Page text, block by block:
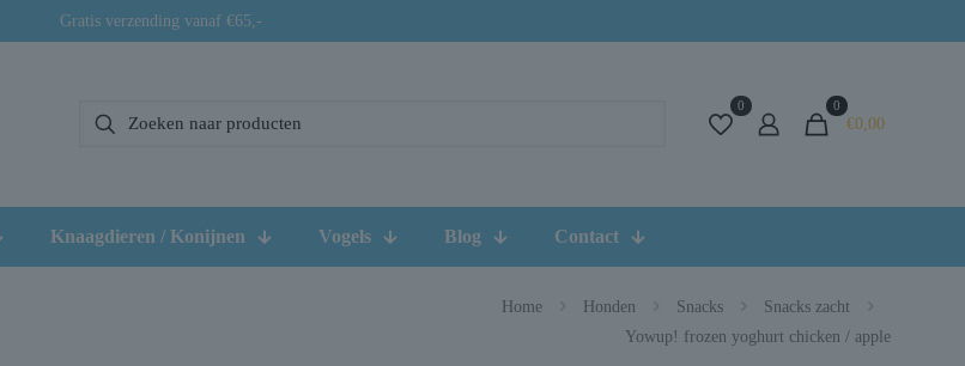
Gratis verzending vanaf €65,-
0 0
€0,00
Knaagdieren / Konijnen Vogels Blog Contact
Home Honden Snacks
Snacks zacht
Yowup! frozen yoghurt chicken / apple